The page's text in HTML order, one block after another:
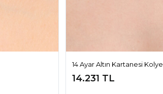
14 Ayar Altın Kartanesi Kolye
14.231 TL